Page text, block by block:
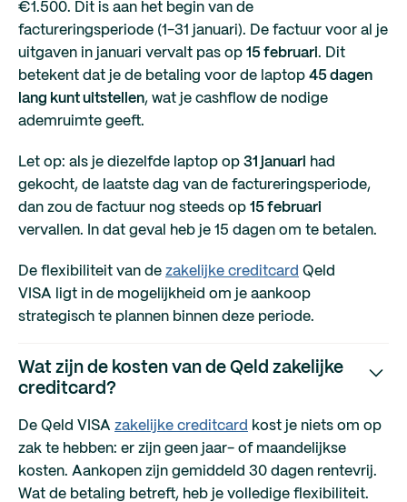
€1.500. Dit is aan het begin van de
factureringsperiode (1-31 januari). De factuur voor al je
uitgaven in januari vervalt pas op 15 februari. Dit
betekent dat je de betaling voor de laptop 45 dagen
lang kunt uitstellen, wat je cashflow de nodige
ademruimte geeft.
Let op: als je diezelfde laptop op 31 januari had
gekocht, de laatste dag van de factureringsperiode,
dan zou de factuur nog steeds op 15 februari
vervallen. In dat geval heb je 15 dagen om te betalen.
De flexibiliteit van de zakelijke creditcard Qeld
VISA ligt in de mogelijkheid om je aankoop
strategisch te plannen binnen deze periode.
Wat zijn de kosten van de Qeld zakelijke
creditcard?
De Qeld VISA zakelijke creditcard kost je niets om op
zak te hebben: er zijn geen jaar- of maandelijkse
kosten. Aankopen zijn gemiddeld 30 dagen rentevrij.
Wat de betaling betreft, heb je volledige flexibiliteit.